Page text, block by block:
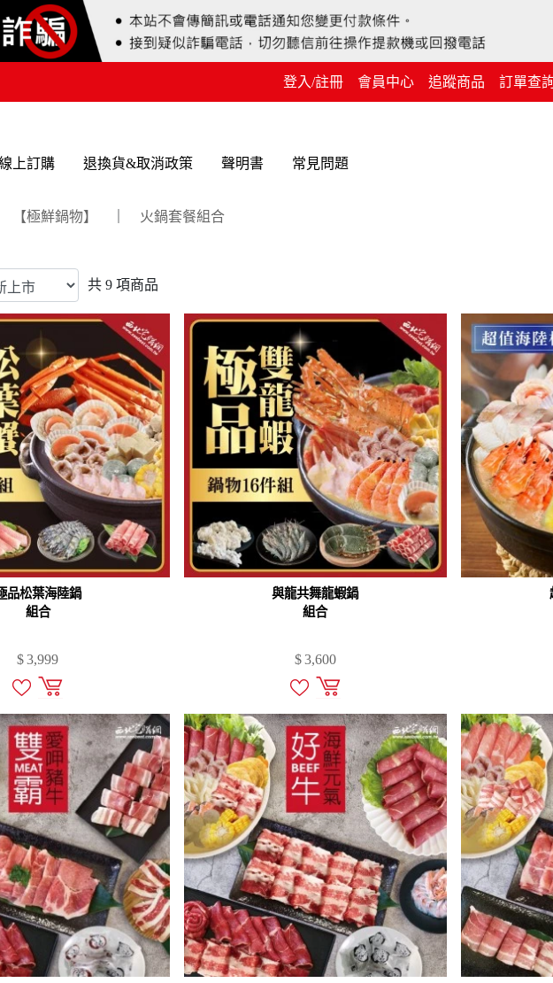
登入/註冊 會員中心 追蹤商品 訂單查
上訂購 退換貨&取消政策 聲明書 常見問題
【極鮮鍋物】 火鍋套餐組合
共 9項商品
品松葉海陸鍋
組合
$3,999
與龍共舞龍蝦鍋
組合
$3,600